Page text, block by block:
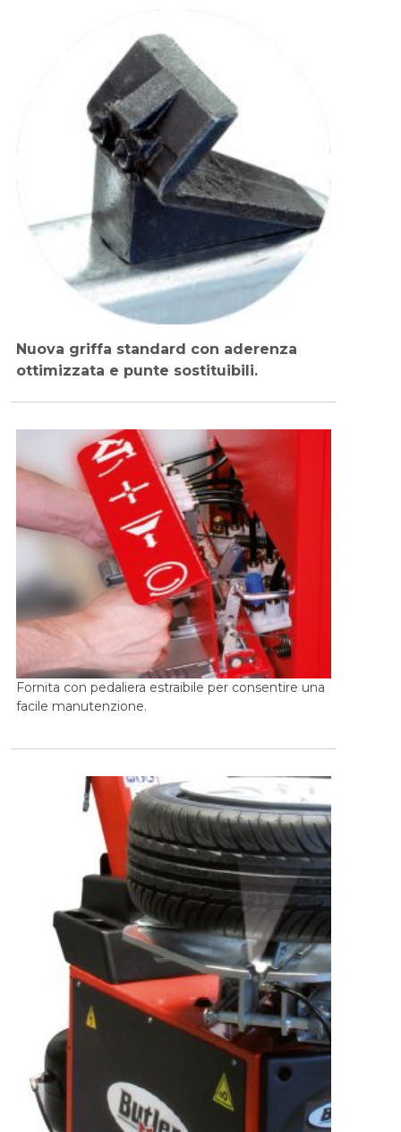
Nuova griffa standard con aderenza
ottimizzata e punte sostituibili.
Fornita con pedaliera estraibile per consentire una
facile manutenzione.